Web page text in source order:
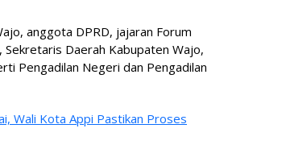
anggota DPRD, jajaran Forum
Daerah Kabupaten Wajo,
Pengadilan Negeri dan Pengadilan
Wali Kota Appi Pastikan Proses